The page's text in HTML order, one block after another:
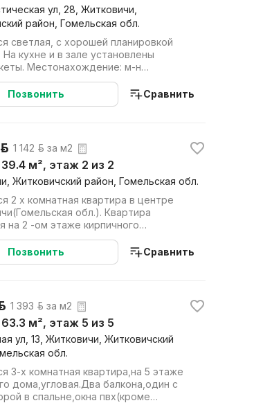
ул, 28, Житковичи,
район, Гомельская обл.
светлая, с хорошей планировкой
Местонахождение: м-н
по адресу Социалистичес...
Позвонить
Сравнить
1 142 р. за м2
39.4 м², этаж 2 из 2
Житковичский район, Гомельская обл.
2 х комнатная квартира в центре
обл.). Квартира
-ом этаже кирпичного
17,5м2 и 9,3 м2. Пр...
Позвонить
Сравнить
1 393 р. за м2
63.3 м², этаж 5 из 5
ул, 13, Житковичи, Житковичский
обл.
3-х комнатная квартира,на 5 этаже
дома,угловая.Два балкона,один с
в спальне,окна пвх(кроме